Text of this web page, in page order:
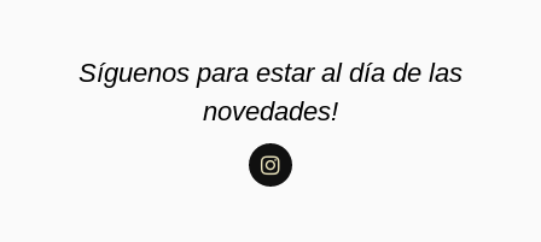
Síguenos para estar al día de las
novedades!